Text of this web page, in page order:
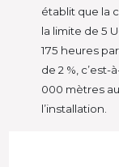
établit que la
la limite de 5
175 heures
de 2 %,
000 mètres
l’installation.